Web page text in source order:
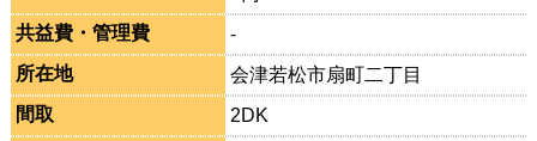
共益費・管理費
-
所在地
会津若松市扇町二丁目
間取
2DK